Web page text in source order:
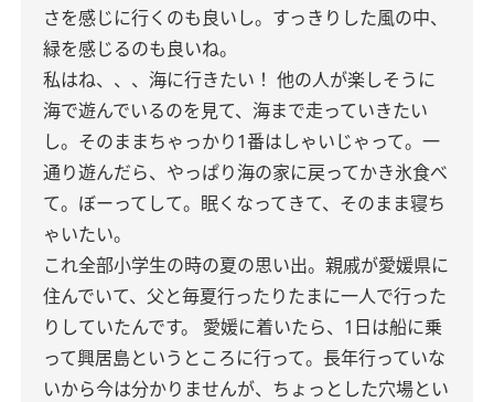
さを感じに行くのも良いし。すっきりした風の中、
緑を感じるのも良いね。
私はね、、、海に行きたい！ 他の人が楽しそうに
海で遊んでいるのを見て、海まで走っていきたい
し。そのままちゃっかり1番はしゃいじゃって。一
通り遊んだら、やっぱり海の家に戻ってかき氷食べ
て。ぼーってして。眠くなってきて、そのまま寝ち
ゃいたい。
これ全部小学生の時の夏の思い出。親戚が愛媛県に
住んでいて、父と毎夏行ったりたまに一人で行った
りしていたんです。
愛媛に着いたら、1日は船に乗
って興居島というところに行って。長年行っていな
いから今は分かりませんが、ちょっとした穴場とい